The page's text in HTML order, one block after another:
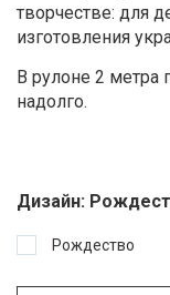
творчестве: для
изготовления
В рулоне 2 метра
надолго.
Дизайн:
Рождество